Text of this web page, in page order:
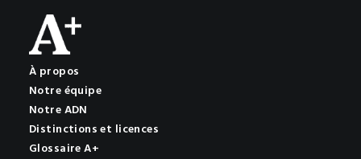
À propos
Notre équipe
Notre ADN
Distinctions et licences
Glossaire A+